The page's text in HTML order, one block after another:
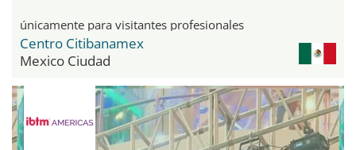
únicamente para visitantes profesionales
Centro Citibanamex
Mexico Ciudad